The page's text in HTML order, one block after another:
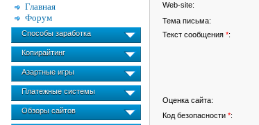
Главная
Форум
Способы заработка
Копирайтинг
Азартные игры
Платежные системы
Обзоры сайтов
Web-site:
Тема письма:
Текст сообщения *:
Оценка сайта:
Код безопасности *: